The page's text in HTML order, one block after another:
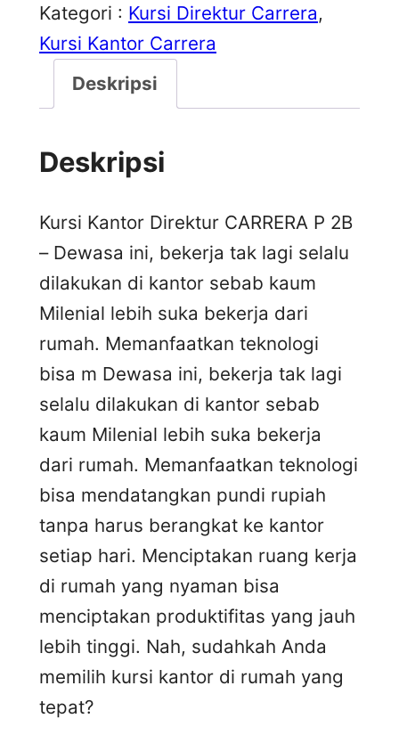
Kategori : Kursi Direktur Carrera
Kursi Kantor Carrera
Deskripsi
Deskripsi
Kursi Kantor Direktur CARRERA P 2B
– Dewasa ini, bekerja tak lagi selalu
dilakukan di kantor sebab kaum
Milenial lebih suka bekerja dari
rumah. Memanfaatkan teknologi
bisa m Dewasa ini, bekerja tak lagi
selalu dilakukan di kantor sebab
kaum Milenial lebih suka bekerja
dari rumah. Memanfaatkan teknologi
bisa mendatangkan pundi rupiah
tanpa harus berangkat ke kantor
setiap hari. Menciptakan ruang kerja
di rumah yang nyaman bisa
menciptakan produktifitas yang jauh
lebih tinggi. Nah, sudahkah Anda
memilih kursi kantor di rumah yang
tepat?